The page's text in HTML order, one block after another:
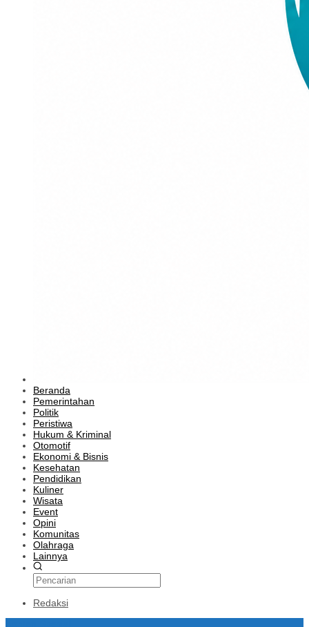
Beranda
Pemerintahan
Politik
Peristiwa
Hukum & Kriminal
Otomotif
Ekonomi & Bisnis
Kesehatan
Pendidikan
Kuliner
Wisata
Event
Opini
Komunitas
Olahraga
Lainnya
Redaksi